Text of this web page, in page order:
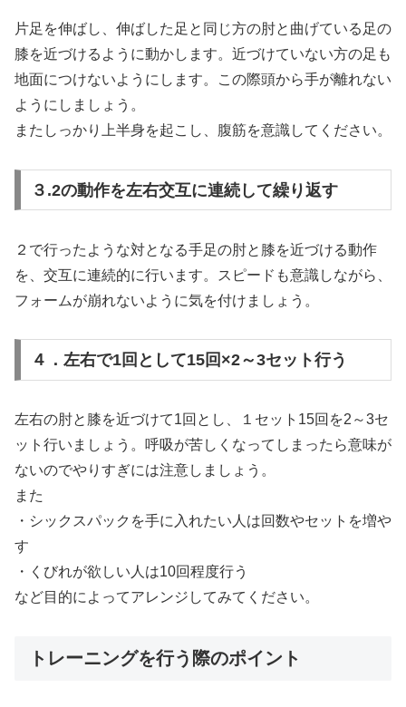
片足を伸ばし、伸ばした足と同じ方の肘と曲げている足の
膝を近づけるように動かします。近づけていない方の足も
地面につけないようにします。この際頭から手が離れない
ようにしましょう。
またしっかり上半身を起こし、腹筋を意識してください。
３.2の動作を左右交互に連続して繰り返す
２で行ったような対となる手足の肘と膝を近づける動作
を、交互に連続的に行います。スピードも意識しながら、
フォームが崩れないように気を付けましょう。
４．左右で1回として15回×2～3セット行う
左右の肘と膝を近づけて1回とし、１セット15回を2～3セ
ット行いましょう。呼吸が苦しくなってしまったら意味が
ないのでやりすぎには注意しましょう。
また
・シックスパックを手に入れたい人は回数やセットを増や
す
・くびれが欲しい人は10回程度行う
など目的によってアレンジしてみてください。
トレーニングを行う際のポイント